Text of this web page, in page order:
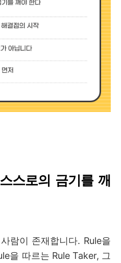
스로의 금기를 깨
람이 존재합니다. Rule을
을 따르는 Rule Taker, 그